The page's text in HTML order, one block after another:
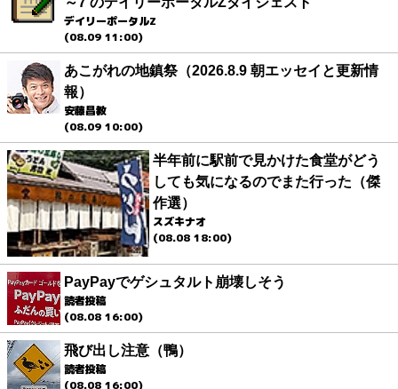
デイリーポータルZ
(08.09 11:00)
あこがれの地鎮祭（2026.8.9 朝エッセイと更新情
報）
安藤昌教
(08.09 10:00)
半年前に駅前で見かけた食堂がどう
しても気になるのでまた行った（傑
作選）
スズキナオ
(08.08 18:00)
PayPayでゲシュタルト崩壊しそう
読者投稿
(08.08 16:00)
飛び出し注意（鴨）
読者投稿
(08.08 16:00)